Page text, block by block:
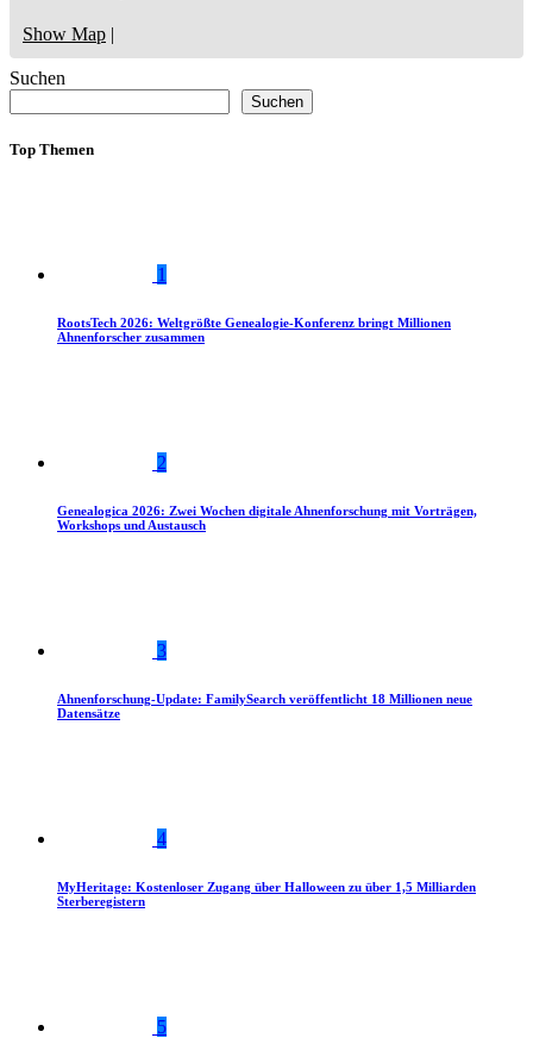
Show Map |
Suchen
Suchen
Top Themen
1
RootsTech 2026: Weltgrößte Genealogie-Konferenz bringt Millionen
Ahnenforscher zusammen
2
Genealogica 2026: Zwei Wochen digitale Ahnenforschung mit Vorträgen,
Workshops und Austausch
3
Ahnenforschung-Update: FamilySearch veröffentlicht 18 Millionen neue
Datensätze
4
MyHeritage: Kostenloser Zugang über Halloween zu über 1,5 Milliarden
Sterberegistern
5